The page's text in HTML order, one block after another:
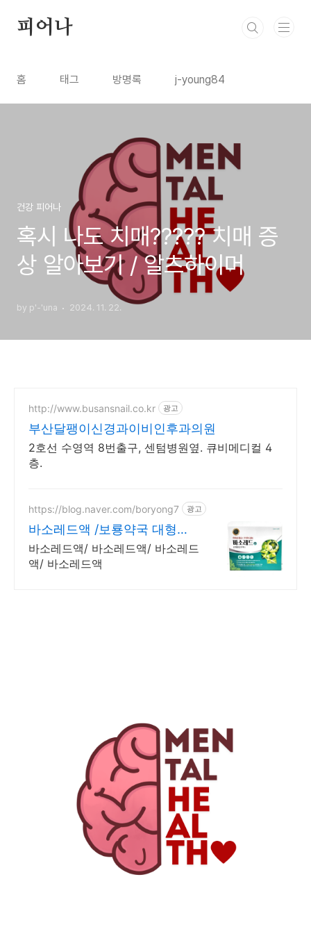
피어나
홈 태그 방명록 j-young84
건강 피어나
혹시 나도 치매????? 치매 증
상 알아보기 / 알츠하이머
by p'-'una 2024. 11. 22.
http://www.busansnail.co.kr 광고
부산달팽이신경과이비인후과의원
2호선 수영역 8번출구, 센텀병원옆. 큐비메디컬 4
층.
https://blog.naver.com/boryong7 광고
바소레드액 /보룡약국 대형약
국/태릉입구,육사 근처
바소레드액/ 바소레드액/ 바소레드
액/ 바소레드액